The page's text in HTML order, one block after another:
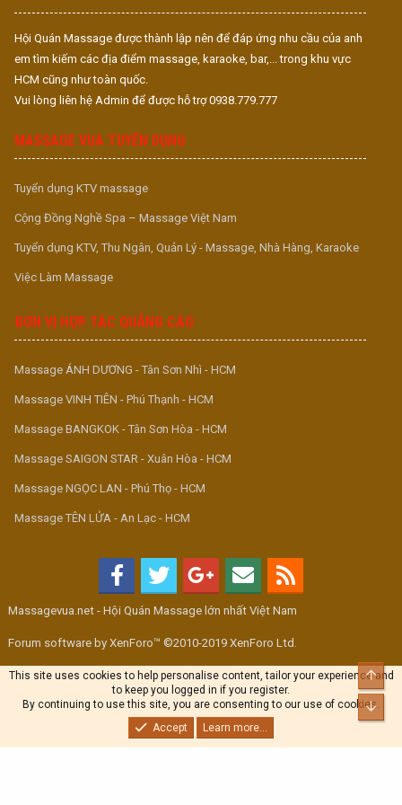
222 Cầu Bươu – Hà Đông
• Miễn phí ăn ở cho nhân viên ở xa
• Đào tạo bài bản, từ cơ bản đến nâng
cao
• Thu nhập cao – ổn định – thưởng hấp
• Lương + Thưởng + TIP + Hoa hồng
222 Cầu Bươu – Hà Đông
Hội Quán Massage được thành lập nên để đáp ứng nhu cầu của anh
em tìm kiếm các địa điểm massage, karaoke, bar,... trong khu vực
HCM cũng như toàn quốc.
Vui lòng liên hệ Admin để được hỗ trợ 0938.779.777
MASSAGE VUA TUYỂN DỤNG
Tuyển dụng KTV massage
Cộng Đồng Nghề Spa – Massage Việt Nam
Tuyển dụng KTV, Thu Ngân, Quản Lý - Massage, Nhà Hàng, Karaoke
Việc Làm Massage
ĐƠN VỊ HỢP TÁC QUẢNG CÁO
Massage ÁNH DƯƠNG - Tân Sơn Nhì - HCM
Massage VINH TIÊN - Phú Thạnh - HCM
Massage BANGKOK - Tân Sơn Hòa - HCM
Massage SAIGON STAR - Xuân Hòa - HCM
Massage NGỌC LAN - Phú Thọ - HCM
Massage TÊN LỬA - An Lạc - HCM
Massagevua.net - Hội Quán Massage lớn nhất Việt Nam
Forum software by XenForo™ ©2010-2019 XenForo Ltd.
This site uses cookies to help personalise content, tailor your experience and
to keep you logged in if you register.
By continuing to use this site, you are consenting to our use of cookies.
Accept
Learn more...
Top